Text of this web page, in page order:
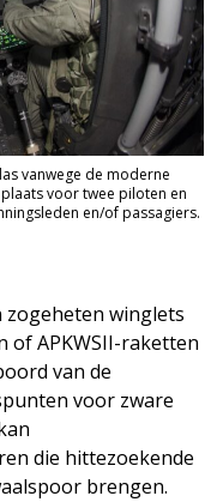
vanwege de moderne
voor twee piloten en
en/of passagiers.
zogeheten winglets
of APKWSII-raketten
van de
voor zware
die hittezoekende
brengen.